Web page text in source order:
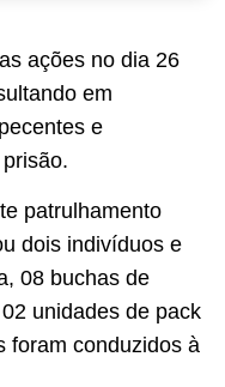
ações no dia 26
em
e
patrulhamento
dois indivíduos e
08 buchas de
unidades de pack
foram conduzidos à